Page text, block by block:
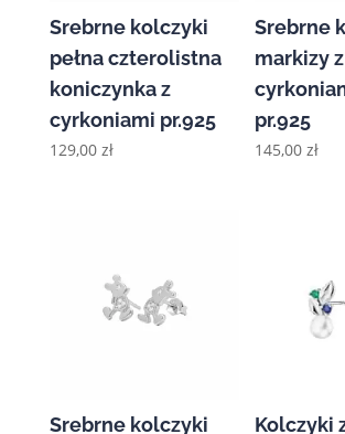
Srebrne kolczyki
pełna czterolistna
koniczynka z
cyrkoniami pr.925
129,00 zł
Srebrne
markizy z
pr.925
145,00zł
Srebrne kolczyki Kolczyki